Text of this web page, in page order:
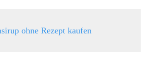
ohne Rezept kaufen